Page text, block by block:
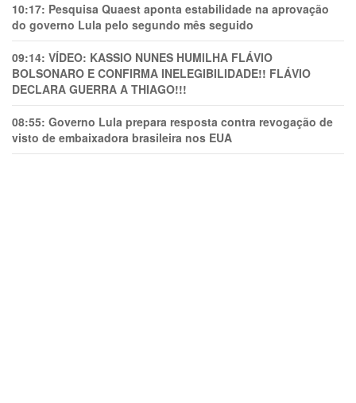
10:17: Pesquisa Quaest aponta estabilidade na aprovação
do governo Lula pelo segundo mês seguido
09:14: VÍDEO: KASSIO NUNES HUMlLHA FLÁVIO
BOLSONARO E CONFIRMA INELEGIBILIDADE!! FLÁVIO
DECLARA GUERRA A THIAGO!!!
08:55: Governo Lula prepara resposta contra revogação de
visto de embaixadora brasileira nos EUA